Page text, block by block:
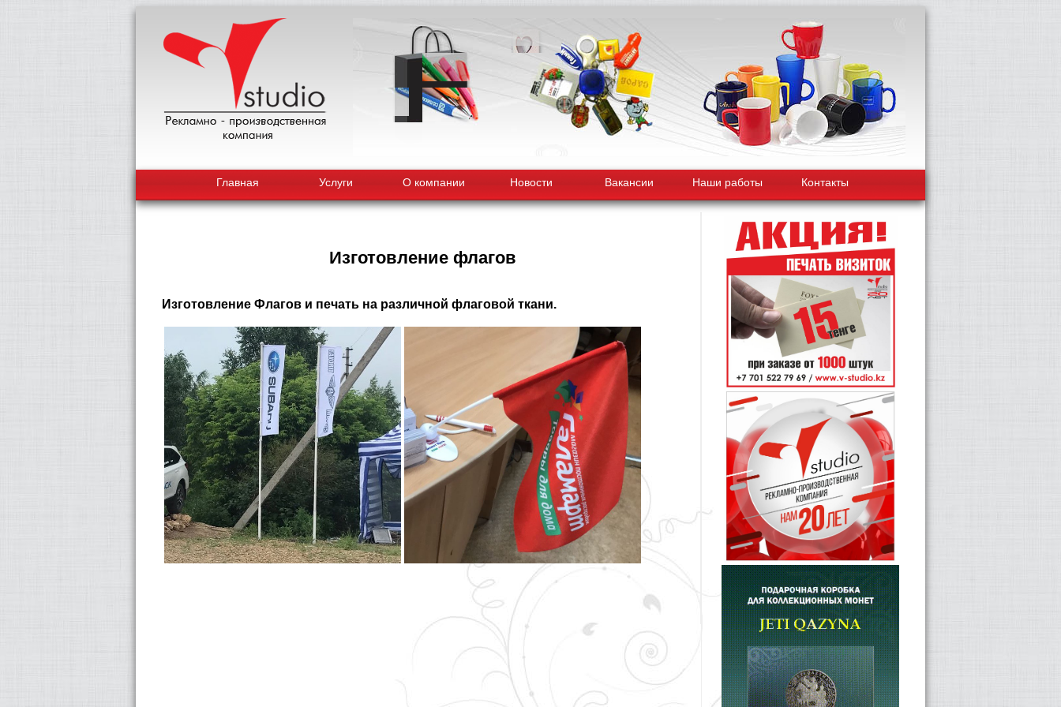
Главная Услуги О компании Новости Вакансии Наши работы Контакты
Изготовление флагов
Изготовление Флагов и печать на различной флаговой ткани.